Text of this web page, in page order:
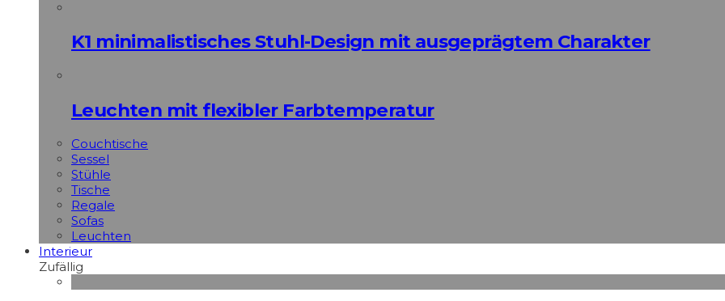
K1 minimalistisches Stuhl-Design mit ausgeprägtem Charakter
Leuchten mit flexibler Farbtemperatur
Couchtische
Sessel
Stühle
Tische
Regale
Sofas
Leuchten
Interieur
Zufällig